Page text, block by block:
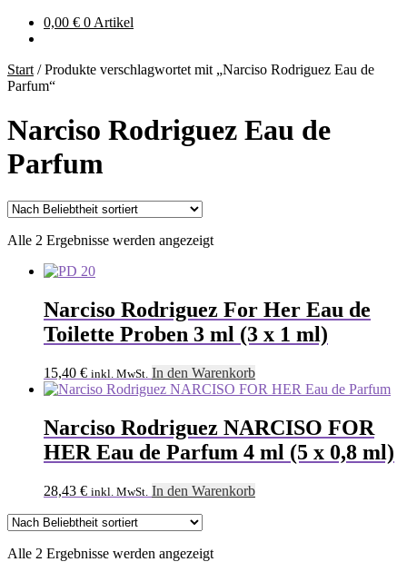
0,00 € 0 Artikel
Start /Produkte verschlagwortet mit „Narciso Rodriguez Eau de
Parfum“
Narciso Rodriguez Eau de
Parfum
Alle 2 Ergebnisse werden angezeigtNach
Narciso Rodriguez For Her Eau de
Toilette Proben 3 ml (3 x 1 ml)
15,40 € inkl. MwSt. In den Warenkorb
Narciso Rodriguez NARCISO FOR
HER Eau de Parfum 4 ml (5 x 0,8 ml)
28,43 € inkl. MwSt. In den Warenkorb
Alle 2 Ergebnisse werden angezeigtNach